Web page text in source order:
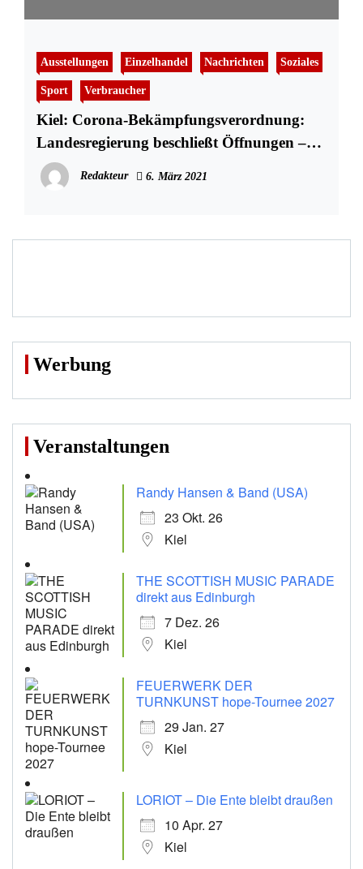
Ausstellungen Einzelhandel Nachrichten Soziales
Sport Verbraucher
Kiel: Corona-Bekämpfungsverordnung:
Landesregierung beschließt Öffnungen –
Alle Lockerungen
Redakteur 6. März 2021
Werbung
Veranstaltungen
Randy Hansen & Band (USA)
23 Okt. 26
Kiel
THE SCOTTISH MUSIC PARADE
direkt aus Edinburgh
7 Dez. 26
Kiel
FEUERWERK DER
TURNKUNST hope-Tournee 2027
29 Jan. 27
Kiel
LORIOT – Die Ente bleibt draußen
10 Apr. 27
Kiel